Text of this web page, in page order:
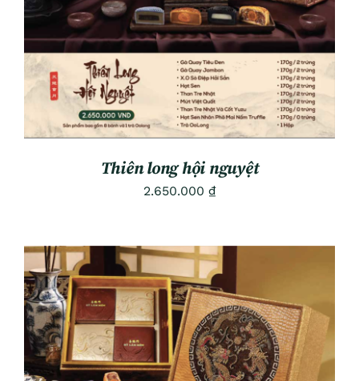
Thiên long hội nguyệt
2.650.000 ₫